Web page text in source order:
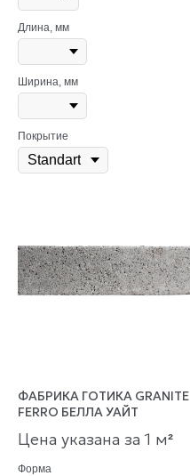
Длина, мм
Ширина, мм
Покрытие
ФАБРИКА ГОТИКА GRANITE
FERRO БЕЛЛА УАЙТ
Цена указана за 1 м²
Форма